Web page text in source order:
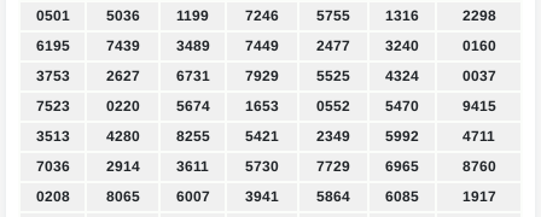
0501
5036 1199 7246 5755 1316
2298
6195
7439 3489 7449 2477 3240
0160
3753
2627 6731 7929 5525 4324
0037
7523
0220 5674 1653 0552 5470
9415
3513
4280 8255 5421 2349 5992
4711
7036
2914 3611 5730 7729 6965
8760
0208
8065 6007 3941 5864 6085
1917